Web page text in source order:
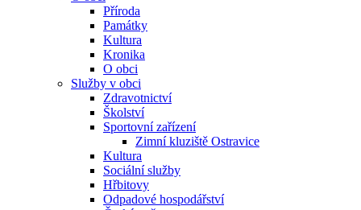
Příroda
Památky
Kultura
Kronika
O obci
Služby v obci
Zdravotnictví
Školství
Sportovní zařízení
Zimní kluziště Ostravice
Kultura
Sociální služby
Hřbitovy
Odpadové hospodářství